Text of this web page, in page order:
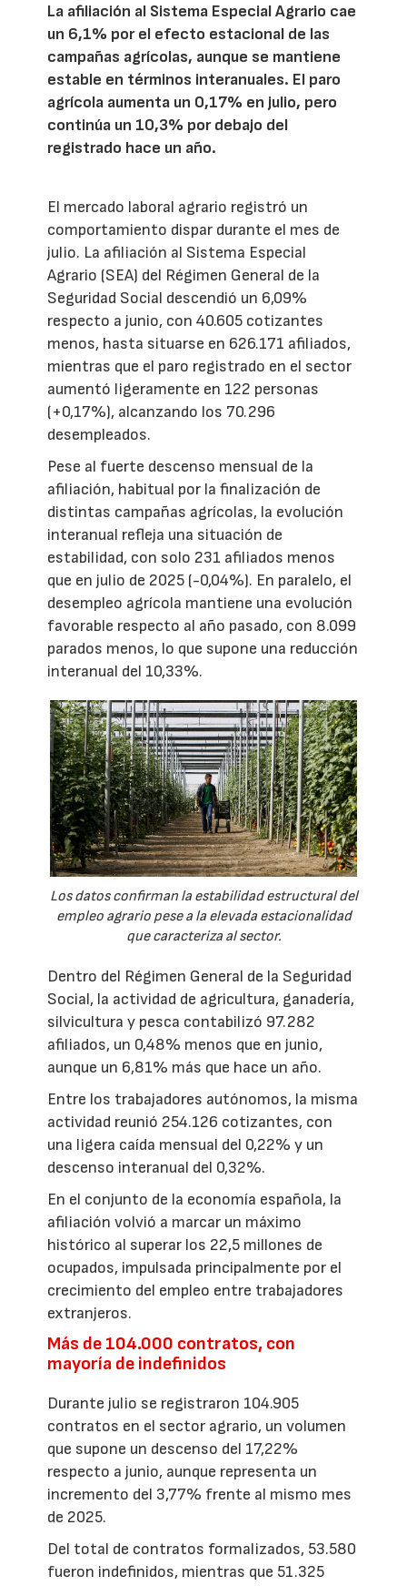
La afiliación al Sistema Especial Agrario cae
un 6,1% por el efecto estacional de las
campañas agrícolas, aunque se mantiene
estable en términos interanuales. El paro
agrícola aumenta un 0,17% en julio, pero
continúa un 10,3% por debajo del
registrado hace un año.
El mercado laboral agrario registró un
comportamiento dispar durante el mes de
julio. La afiliación al Sistema Especial
Agrario (SEA) del Régimen General de la
Seguridad Social descendió un 6,09%
respecto a junio, con 40.605 cotizantes
menos, hasta situarse en 626.171 afiliados,
mientras que el paro registrado en el sector
aumentó ligeramente en 122 personas
(+0,17%), alcanzando los 70.296
desempleados.
Pese al fuerte descenso mensual de la
afiliación, habitual por la finalización de
distintas campañas agrícolas, la evolución
interanual refleja una situación de
estabilidad, con solo 231 afiliados menos
que en julio de 2025 (-0,04%). En paralelo, el
desempleo agrícola mantiene una evolución
favorable respecto al año pasado, con 8.099
parados menos, lo que supone una reducción
interanual del 10,33%.
Los datos confirman la estabilidad estructural del
empleo agrario pese a la elevada estacionalidad
que caracteriza al sector.
Dentro del Régimen General de la Seguridad
Social, la actividad de agricultura, ganadería,
silvicultura y pesca contabilizó 97.282
afiliados, un 0,48% menos que en junio,
aunque un 6,81% más que hace un año.
Entre los trabajadores autónomos, la misma
actividad reunió 254.126 cotizantes, con
una ligera caída mensual del 0,22% y un
descenso interanual del 0,32%.
En el conjunto de la economía española, la
afiliación volvió a marcar un máximo
histórico al superar los 22,5 millones de
ocupados, impulsada principalmente por el
crecimiento del empleo entre trabajadores
extranjeros.
Más de 104.000 contratos, con
mayoría de indefinidos
Durante julio se registraron 104.905
contratos en el sector agrario, un volumen
que supone un descenso del 17,22%
respecto a junio, aunque representa un
incremento del 3,77% frente al mismo mes
de 2025.
Del total de contratos formalizados, 53.580
fueron indefinidos, mientras que 51.325